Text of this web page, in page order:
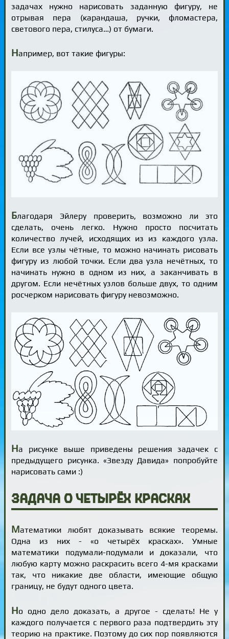
задачах нужно нарисовать заданную фигуру, не
отрывая пера (карандаша, ручки, фломастера,
светового пера, стилуса…) от бумаги.
Например, вот такие фигуры:
Благодаря Эйлеру проверить, возможно ли это
сделать, очень легко. Нужно просто посчитать
количество лучей, исходящих из из каждого узла.
Если все узлы чётные, то можно начинать рисовать
фигуру из любой точки. Если два узла нечётных, то
начинать нужно в одном из них, а заканчивать в
другом. Если нечётных узлов больше двух, то одним
росчерком нарисовать фигуру невозможно.
На рисунке выше приведены решения задачек с
предыдущего рисунка. «Звезду Давида» попробуйте
нарисовать сами :)
Задача о четырёх красках
Математики любят доказывать всякие теоремы.
Одна из них - «о четырёх красках». Умные
математики подумали-подумали и доказали, что
любую карту можно раскрасить всего 4-мя красками
так, что никакие две области, имеющие общую
границу, не будут одного цвета.
Но одно дело доказать, а другое - сделать! Не у
каждого получается с первого раза подтвердить эту
теорию на практике. Поэтому до сих пор появляются